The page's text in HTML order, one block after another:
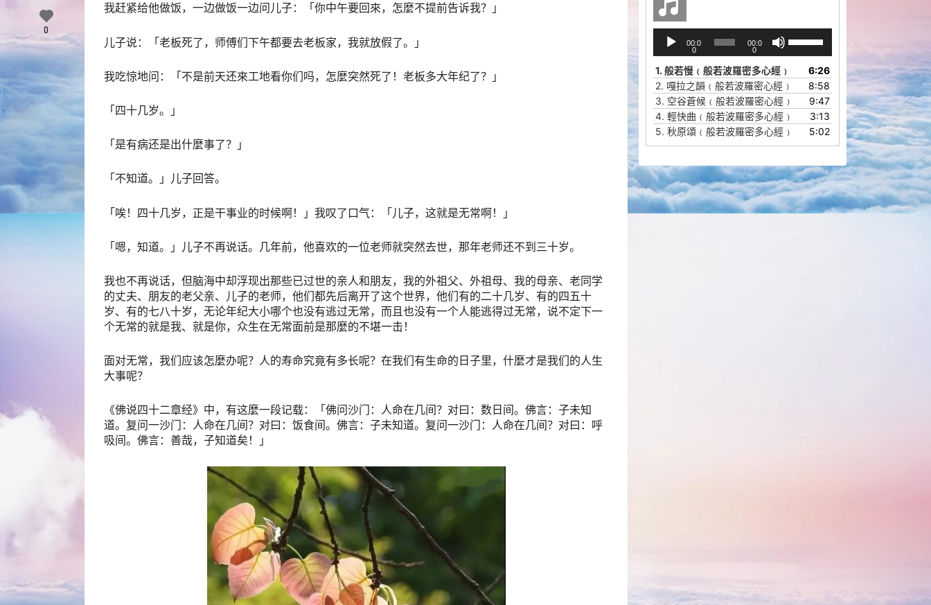
我赶紧给他做饭，一边做饭一边问儿子：「你中午要回來，怎麼不提前告诉我？」
儿子说：「老板死了，师傅们下午都要去老板家，我就放假了。」
我吃惊地问：「不是前天还來工地看你们吗，怎麼突然死了！老板多大年纪了？」
「四十几岁。」
「是有病还是出什麼事了？」
「不知道。」儿子回答。
「唉！四十几岁，正是干事业的时候啊！」我叹了口气：「儿子，这就是无常啊！」
「嗯，知道。」儿子不再说话。几年前，他喜欢的一位老师就突然去世，那年老师还不到三十岁。
我也不再说话，但脑海中却浮现出那些已过世的亲人和朋友，我的外祖父、外祖母、我的母亲、老同学
的丈夫、朋友的老父亲、儿子的老师，他们都先后离开了这个世界，他们有的二十几岁、有的四五十
岁、有的七八十岁，无论年纪大小哪个也没有逃过无常，而且也没有一个人能逃得过无常，说不定下一
个无常的就是我、就是你，众生在无常面前是那麼的不堪一击！
面对无常，我们应该怎麼办呢？人的寿命究竟有多长呢？在我们有生命的日子里，什麼才是我们的人生
大事呢？
《佛说四十二章经》中，有这麼一段记载：「佛问沙门：人命在几间？对曰：数日间。佛言：子未知
道。复问一沙门：人命在几间？对曰：饭食间。佛言：子未知道。复问一沙门：人命在几间？对曰：呼
吸间。佛言：善哉，子知道矣！」
0
播
放
器
00:0
0
00:0
0
/
下
箭
头
键
增
高
或
降
1. 般若慢﹙般若波羅密多心經﹚
6:26
2. 嘎拉之韻﹙般若波羅密心經﹚
8:58
3. 空谷蒼候﹙般若波羅密心經﹚
9:47
4. 輕快曲﹙般若波羅密多心經﹚
3:13
5. 秋原頌﹙般若波羅密多心經﹚ 5:02